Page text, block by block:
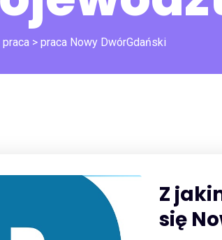
> praca Nowy DwórGdański
Z
się